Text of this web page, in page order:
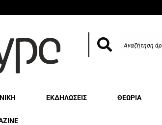
ΕΚΔΗΛΩΣΕΙΣ ΘΕΩΡΙΑ